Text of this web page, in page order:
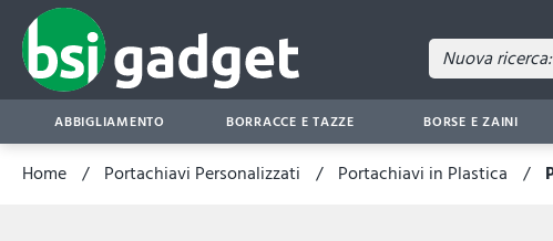
ABBIGLIAMENTO BORRACCE E TAZZE BORSE E ZAINI
Home Portachiavi Personalizzati Portachiavi in Plastica